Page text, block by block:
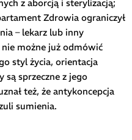
z aborcją i sterylizacją;
Zdrowia ograniczył
– lekarz lub inny
możne już odmówić
styl życia, orientacja
są sprzeczne z jego
też, że antykoncepcja
sumienia.